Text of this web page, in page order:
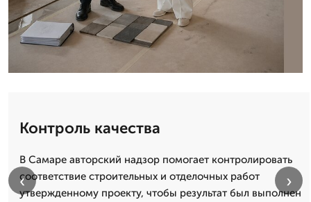
Контроль качества
В Самаре авторский надзор помогает контролировать
соответствие строительных и отделочных работ
утвержденному проекту, чтобы результат был выполнен
‹ ›